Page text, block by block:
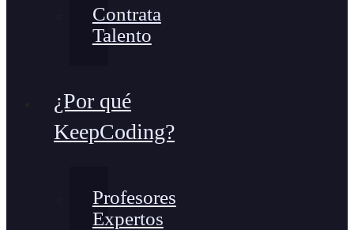
Contrata
Talento
¿Por qué
KeepCoding?
Profesores
Expertos